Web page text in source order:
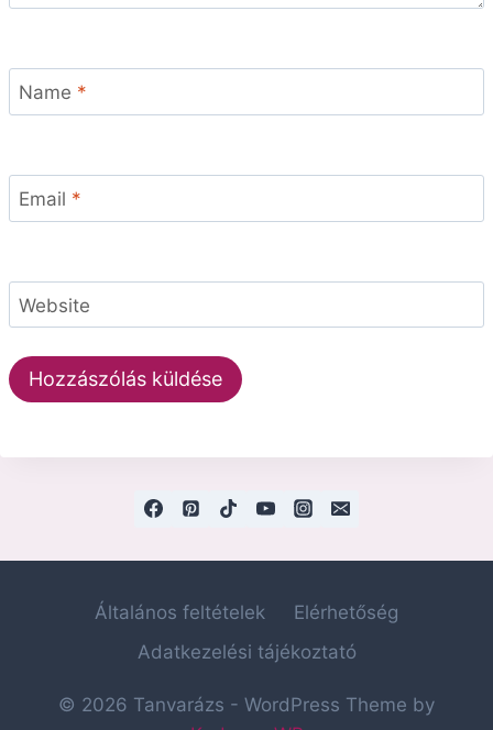
Name *
Email *
Website
Általános feltételek
Elérhetőség
Adatkezelési tájékoztató
© 2026 Tanvarázs - WordPress Theme by